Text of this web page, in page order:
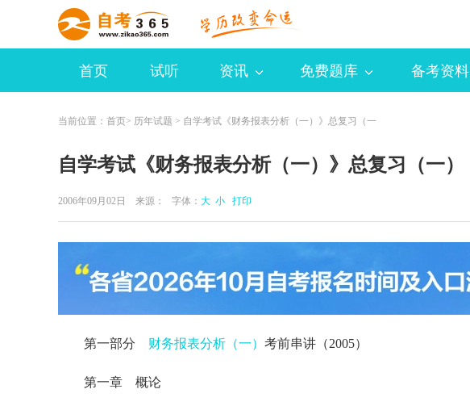
首页 试听 资讯 免费题库 备考资料
当前位置： 首页> 历年试题 > 自学考试《财务报表分析（一）》总复习（一
自学考试《财务报表分析（一）》总复习（一）
2006年09月02日 来源： 字体： 大 小 打印
第一部分 财务报表分析（一） 考前串讲（2005）
第一章 概论